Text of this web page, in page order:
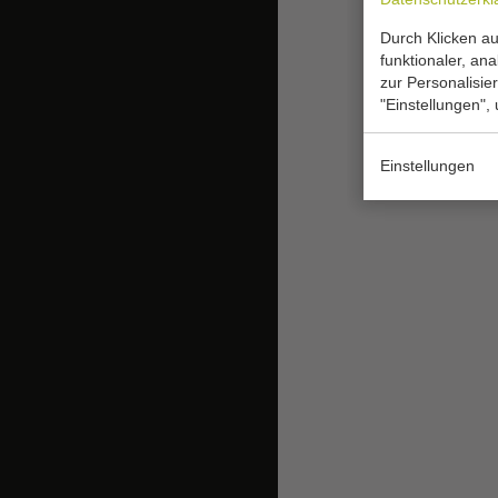
Durch Klicken
funktionaler,
zur
"Einstellungen",
Einstellungen